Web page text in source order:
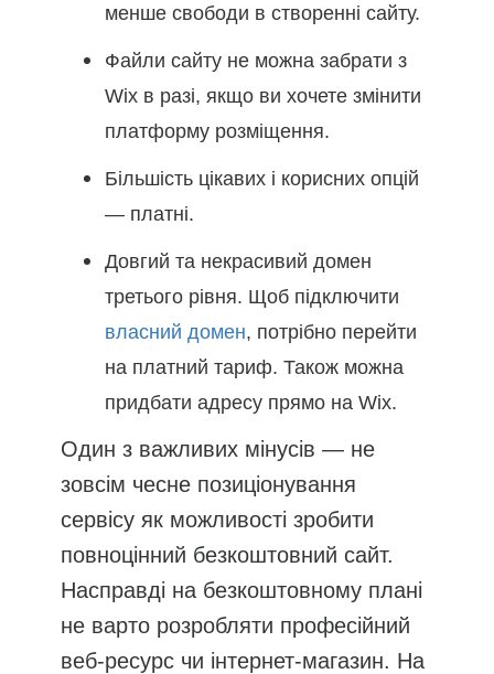
менше свободи в створенні сайту.
Файли сайту не можна забрати з
Wix в разі, якщо ви хочете змінити
платформу розміщення.
Більшість цікавих і корисних опцій
— платні.
Довгий та некрасивий домен
третього рівня. Щоб підключити
власний домен, потрібно перейти
на платний тариф. Також можна
придбати адресу прямо на Wix.
Один з важливих мінусів — не
зовсім чесне позиціонування
сервісу як можливості зробити
повноцінний безкоштовний сайт.
Насправді на безкоштовному плані
не варто розробляти професійний
веб-ресурс чи інтернет-магазин. На